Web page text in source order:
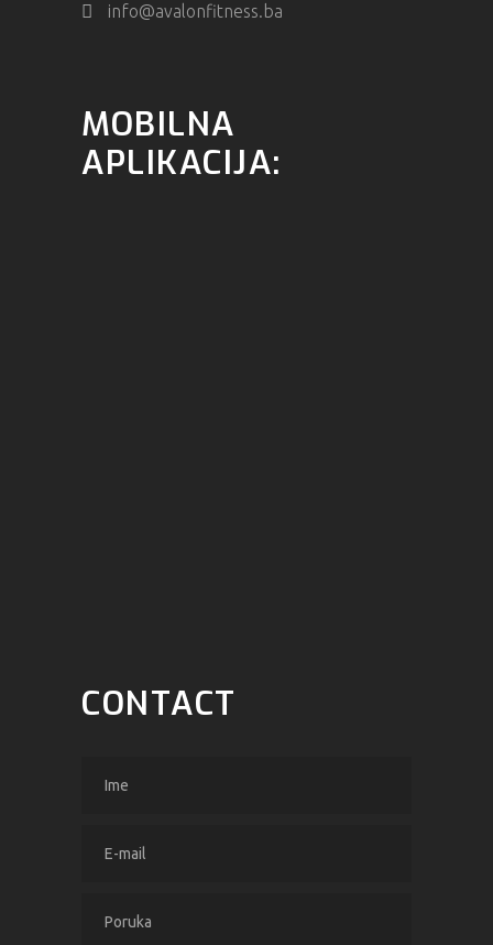
info@avalonfitness.ba
MOBILNA
APLIKACIJA:
CONTACT